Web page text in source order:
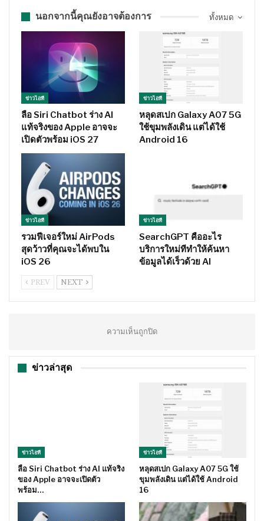
ทั้งหมด
นอกจากนี้คุณยังอาจต้องการ
ข่าวไอที
ลือ Siri Chatbot ร่าง AI
แท้จริงของ Apple อาจจะ
เปิดตัวพร้อม iOS 27
ข่าวไอที
หลุดสเปก Galaxy A07 5G
ใช้ขุมพลังเดิน แต่ได้ใช้
Android 16
ข่าวไอที
รวมฟีเจอร์ใหม่ AirPods
สุดว้าวที่คุณจะได้พบใน
iOS 26
ข่าวไอที
SearchGPT คืออะไร
บริการใหม่ทีทำให้ค้นหา
ข้อมูลได้เร็วด้วย AI
PREV NEXT
ความเห็นถูกปิด
ข่าวล่าสุด
ข่าวไอที
ลือ Siri Chatbot ร่าง AI แท้จริง
ของ Apple อาจจะเปิดตัว
พร้อม…
ข่าวไอที
หลุดสเปก Galaxy A07 5G ใช้
ขุมพลังเดิน แต่ได้ใช้ Android
16